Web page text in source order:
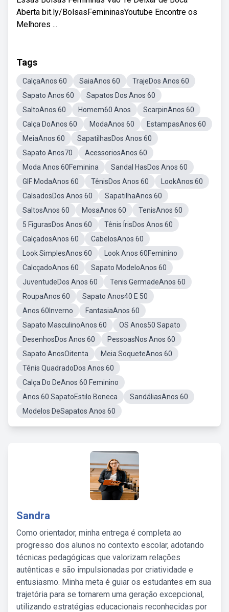
Aberta bit.ly/BolsasFemininasYoutube Encontre os
Melhores ...
Tags
CalçaAnos 60 SaiaAnos 60
TrajeDos Anos 60
Sapato Anos 60
Sapatos Dos Anos 60
SaltoAnos 60
Homem60 Anos
ScarpinAnos 60
Calça DoAnos 60
ModaAnos 60
EstampasAnos 60
MeiaAnos 60
SapatilhasDos Anos 60
Sapato Anos70
AcessoriosAnos 60
Moda Anos 60Feminina
Sandal HasDos Anos 60
GIF ModaAnos 60
TênisDos Anos 60
LookAnos 60
CalsadosDos Anos 60
SapatilhaAnos 60
SaltosAnos 60
MosaAnos 60
TenisAnos 60
5 FigurasDos Anos 60
Tênis ÍrisDos Anos 60
CalçadosAnos 60
CabelosAnos 60
Look SimplesAnos 60
Look Anos 60Feminino
CalcçadoAnos 60
Sapato ModeloAnos 60
JuventudeDos Anos 60
Tenis GermadeAnos 60
RoupaAnos 60
Sapato Anos40 E 50
Anos 60Inverno
FantasiaAnos 60
Sapato MasculinoAnos 60
OS Anos50 Sapato
DesenhosDos Anos 60
PessoasNos Anos 60
Sapato AnosOitenta
Meia SoqueteAnos 60
Tênis QuadradoDos Anos 60
Calça Do DeAnos 60 Feminino
Anos 60 SapatoEstilo Boneca
SandáliasAnos 60
Modelos DeSapatos Anos 60
Sandra
Como orientador, minha entrega é completa ao
progresso dos alunos no contexto escolar, adotando
técnicas pedagógicas que valorizam relações
autênticas e são impulsionadas por criatividade e
entusiasmo. Minha meta é guiar os estudantes em sua
trajetória para se tornarem uma geração excepcional,
utilizando estratégias educacionais reconhecidas por